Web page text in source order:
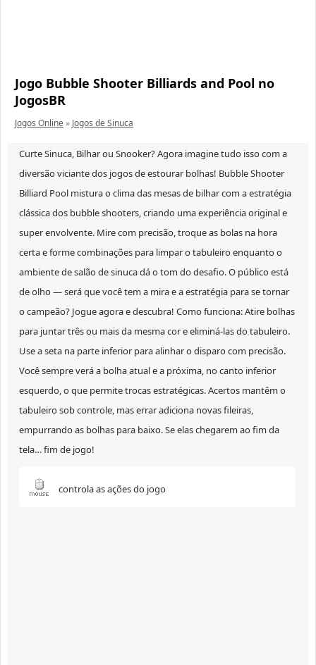
Jogo Bubble Shooter Billiards and Pool no
JogosBR
Jogos Online» Jogos de Sinuca
Curte Sinuca, Bilhar ou Snooker? Agora imagine tudo isso com a
diversão viciante dos jogos de estourar bolhas! Bubble Shooter
Billiard Pool mistura o clima das mesas de bilhar com a estratégia
clássica dos bubble shooters, criando uma experiência original e
super envolvente. Mire com precisão, troque as bolas na hora
certa e forme combinações para limpar o tabuleiro enquanto o
ambiente de salão de sinuca dá o tom do desafio. O público está
de olho — será que você tem a mira e a estratégia para se tornar
o campeão? Jogue agora e descubra! Como funciona: Atire bolhas
para juntar três ou mais da mesma cor e eliminá-las do tabuleiro.
Use a seta na parte inferior para alinhar o disparo com precisão.
Você sempre verá a bolha atual e a próxima, no canto inferior
esquerdo, o que permite trocas estratégicas. Acertos mantêm o
tabuleiro sob controle, mas errar adiciona novas fileiras,
empurrando as bolhas para baixo. Se elas chegarem ao fim da
tela… fim de jogo!
controla as ações do jogo